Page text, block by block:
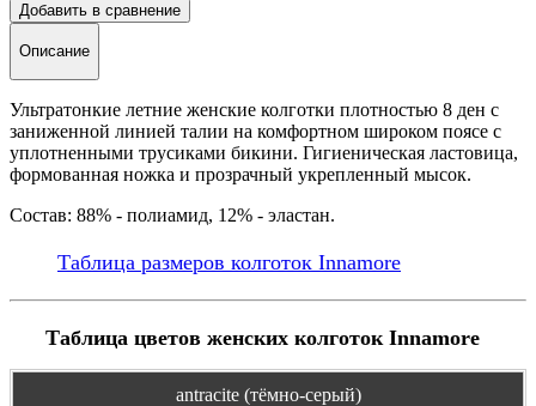
Добавить в сравнение
Описание
Ультратонкие летние женские колготки плотностью 8 ден с
заниженной линией талии на комфортном широком поясе с
уплотненными трусиками бикини. Гигиеническая ластовица,
формованная ножка и прозрачный укрепленный мысок.
Состав: 88% - полиамид, 12% - эластан.
Таблица размеров колготок Innamore
Таблица цветов женских колготок Innamore
antracite (тёмно-серый)